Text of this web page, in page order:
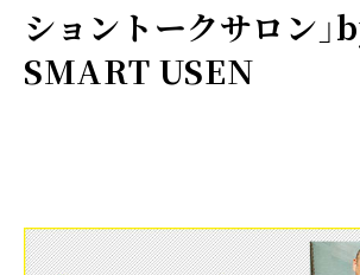
ショントークサロン」
SMART USEN